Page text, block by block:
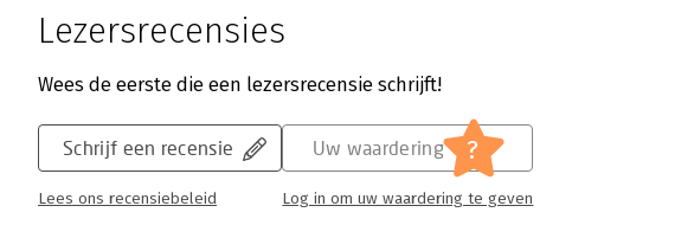
Lezersrecensies
Wees de eerste die een lezersrecensie schrijft!
Schrijf een recensie
Lees ons recensiebeleid
Uw waardering ?
Log in om uw waardering te geven